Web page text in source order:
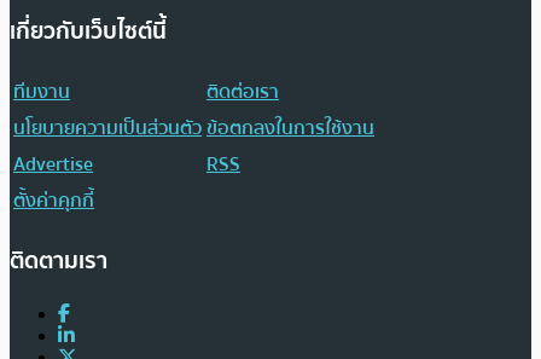
เกี่ยวกับเว็บไซต์นี้
ทีมงาน
ติดต่อเรา
นโยบายความเป็นส่วนตัวข้อตกลงในการใช้งาน
Advertise
RSS
ตั้งค่าคุกกี้
ติดตามเรา